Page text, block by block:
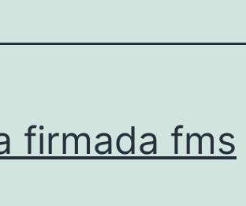
firmada fms